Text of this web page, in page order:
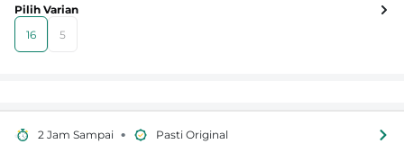
Pilih Varian
16
5
2 Jam Sampai • Pasti Original